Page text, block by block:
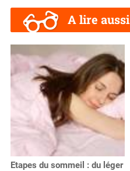
A lire aussi
Etapes du sommeil : du léger